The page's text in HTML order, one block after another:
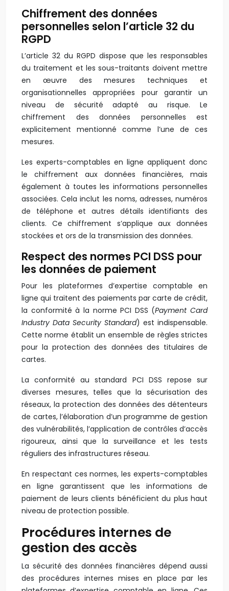
Chiffrement des données
personnelles selon l’article 32 du
RGPD
L’article 32 du RGPD dispose que les responsables
du traitement et les sous-traitants doivent mettre
en œuvre des mesures techniques et
organisationnelles appropriées pour garantir un
niveau de sécurité adapté au risque. Le
chiffrement des données personnelles est
explicitement mentionné comme l’une de ces
mesures.
Les experts-comptables en ligne appliquent donc
le chiffrement aux données financières, mais
également à toutes les informations personnelles
associées. Cela inclut les noms, adresses, numéros
de téléphone et autres détails identifiants des
clients. Ce chiffrement s’applique aux données
stockées et ors de la transmission des données.
Respect des normes PCI DSS pour
les données de paiement
Pour les plateformes d’expertise comptable en
ligne qui traitent des paiements par carte de crédit,
la conformité à la norme PCI DSS (Payment Card
Industry Data Security Standard) est indispensable.
Cette norme établit un ensemble de règles strictes
pour la protection des données des titulaires de
cartes.
La conformité au standard PCI DSS repose sur
diverses mesures, telles que la sécurisation des
réseaux, la protection des données des détenteurs
de cartes, l’élaboration d’un programme de gestion
des vulnérabilités, l’application de contrôles d’accès
rigoureux, ainsi que la surveillance et les tests
réguliers des infrastructures réseau.
En respectant ces normes, les experts-comptables
en ligne garantissent que les informations de
paiement de leurs clients bénéficient du plus haut
niveau de protection possible.
Procédures internes de
gestion des accès
La sécurité des données financières dépend aussi
des procédures internes mises en place par les